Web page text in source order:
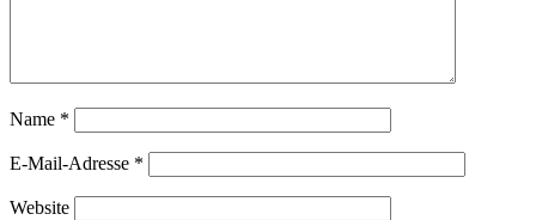
Name *
E-Mail-Adresse *
Website